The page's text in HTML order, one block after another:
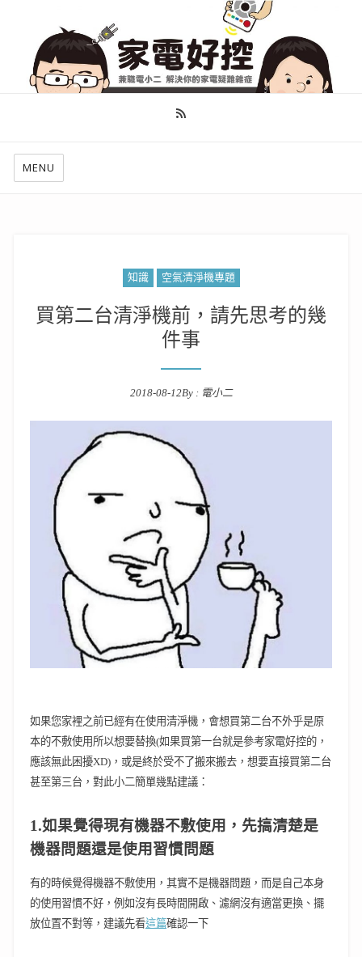
幫你做好功課，看了就知怎麼找出適合自己的家電
MENU
知識 空氣清淨機專題
買第二台清淨機前，請先思考的幾
件事
2018-08-12By : 電小二
如果您家裡之前已經有在使用清淨機，會想買第二台不外乎是原
本的不敷使用所以想要替換(如果買第一台就是參考家電好控的，
應該無此困擾XD)，或是終於受不了搬來搬去，想要直接買第二台
甚至第三台，對此小二簡單幾點建議：
1.如果覺得現有機器不敷使用，先搞清楚是
機器問題還是使用習慣問題
有的時候覺得機器不敷使用，其實不是機器問題，而是自己本身
的使用習慣不好，例如沒有長時間開啟、濾網沒有適當更換、擺
放位置不對等，建議先看這篇確認一下